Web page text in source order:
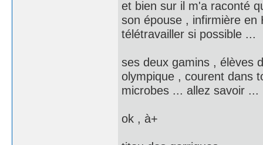
et bien sur il m'a raconté
son épouse , infirmière
télétravailler si possible ...
ses deux gamins , élèves
olympique , courent dans
microbes ... allez savoir ...
ok , à+